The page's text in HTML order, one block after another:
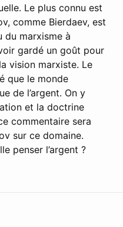
Le plus connu est
comme Bierdaev, est
du marxisme à
gardé un goût pour
vision marxiste. Le
que le monde
de l’argent. On y
et la doctrine
commentaire sera
sur ce domaine.
penser l’argent ?